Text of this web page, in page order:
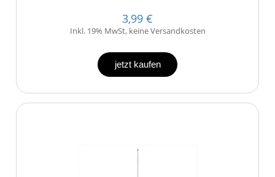
3,99 €
Inkl. 19% MwSt, keine Versandkosten
jetzt kaufen